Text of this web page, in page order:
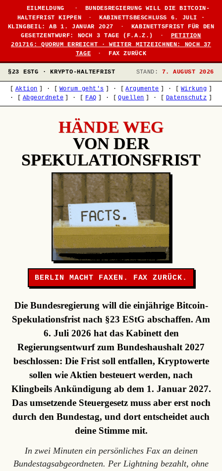
EILMELDUNG ·
BUNDESREGIERUNG WILL DIE BITCOIN-
HALTEFRIST KIPPEN
·
KABINETTSBESCHLUSS 6. JULI ·
KLINGBEIL: AB 1. JANUAR 2027
·
KABINETTSFRIST FÜR DEN
GESETZENTWURF: NOCH 3 TAGE (F.A.Z.)
·
PETITION
201716: QUORUM ERREICHT · WEITER MITZEICHNEN: NOCH 37
TAGE
· FAX ZURÜCK
§23 ESTG · KRYPTO-HALTEFRIST STAND: 7. AUGUST 2026
Aktion · Worum geht's · Argumente · Wirkung
·
Abgeordnete · FAQ · Quellen · Datenschutz
HÄNDE WEG
VON DER
SPEKULATIONSFRIST
BERLIN MACHT FAXEN. FAX ZURÜCK.
Die Bundesregierung will die einjährige Bitcoin-
Spekulationsfrist nach §23 EStG abschaffen. Am
6. Juli 2026 hat das Kabinett den
Regierungsentwurf zum Bundeshaushalt 2027
beschlossen: Die Frist soll entfallen, Kryptowerte
sollen wie Aktien besteuert werden, nach
Klingbeils Ankündigung ab dem 1. Januar 2027.
Das umsetzende Steuergesetz muss aber erst noch
durch den Bundestag, und dort entscheidet auch
deine Stimme mit.
In zwei Minuten ein persönliches Fax an deinen
Bundestagsabgeordneten. Per Lightning bezahlt, ohne